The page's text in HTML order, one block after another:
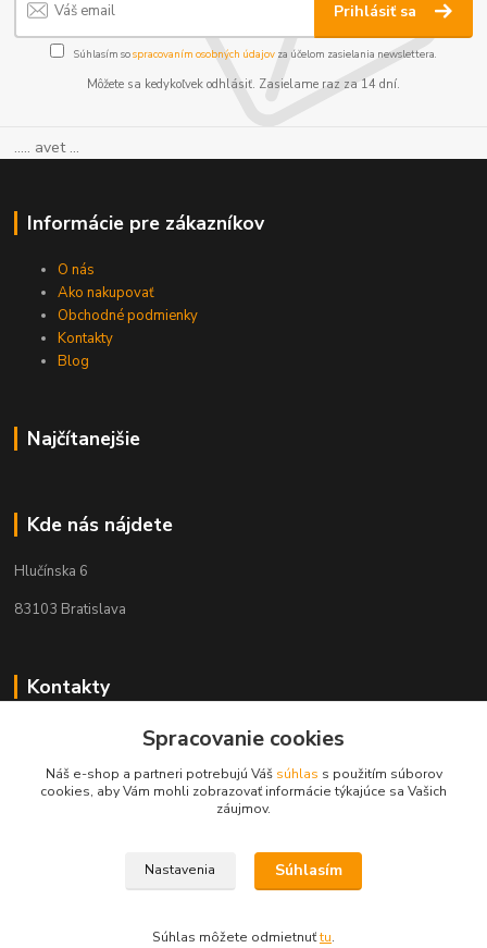
Prihlásiť sa
Súhlasím sospracovaním osobných údajov za účelom zasielania newslettera.
Môžete sa kedykoľvek odhlásiť. Zasielame raz za 14 dní.
..... avet ...
Informácie pre zákazníkov
O nás
Ako nakupovať
Obchodné podmienky
Kontakty
Blog
Najčítanejšie
Kde nás nájdete
Hlučínska 6
83103 Bratislava
Kontakty
+421 908 678 479
info@audiovideoshop.sk
Spracovanie cookies
Náš e-shop a partneri potrebujú Váš súhlas s použitím súborov
cookies, aby Vám mohli zobrazovať informácie týkajúce sa Vašich
záujmov.
Nastavenia Súhlasím
Súhlas môžete odmietnuťtu.